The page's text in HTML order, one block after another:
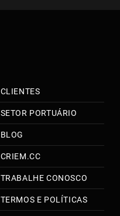
CLIENTES
SETOR PORTUÁRIO
BLOG
CRIEM.CC
TRABALHE CONOSCO
TERMOS E POLÍTICAS